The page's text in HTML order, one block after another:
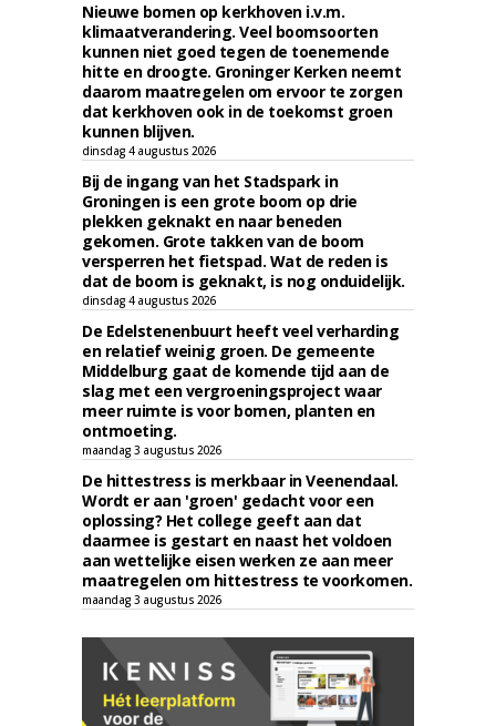
Nieuwe bomen op kerkhoven i.v.m.
klimaatverandering. Veel boomsoorten
kunnen niet goed tegen de toenemende
hitte en droogte. Groninger Kerken neemt
daarom maatregelen om ervoor te zorgen
dat kerkhoven ook in de toekomst groen
kunnen blijven.
dinsdag 4 augustus 2026
Bij de ingang van het Stadspark in
Groningen is een grote boom op drie
plekken geknakt en naar beneden
gekomen. Grote takken van de boom
versperren het fietspad. Wat de reden is
dat de boom is geknakt, is nog onduidelijk.
dinsdag 4 augustus 2026
De Edelstenenbuurt heeft veel verharding
en relatief weinig groen. De gemeente
Middelburg gaat de komende tijd aan de
slag met een vergroeningsproject waar
meer ruimte is voor bomen, planten en
ontmoeting.
maandag 3 augustus 2026
De hittestress is merkbaar in Veenendaal.
Wordt er aan 'groen' gedacht voor een
oplossing? Het college geeft aan dat
daarmee is gestart en naast het voldoen
aan wettelijke eisen werken ze aan meer
maatregelen om hittestress te voorkomen.
maandag 3 augustus 2026